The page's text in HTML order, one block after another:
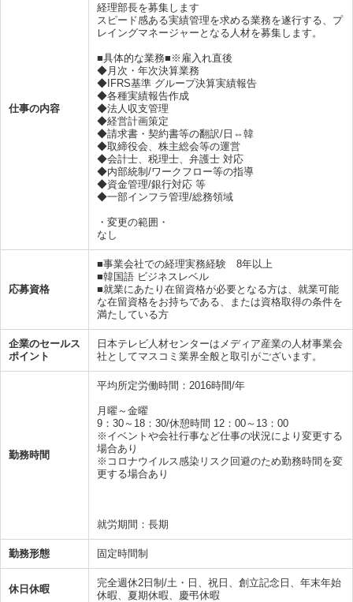
仕事の内容
経理部長を募集します
スピード感ある実績管理を求める業務を遂行する、プ
レイングマネージャーとなる人材を募集します。
■具体的な業務■※雇入れ直後
◆月次・年次決算業務
◆IFRS基準 グループ決算実績報告
◆各種実績報告作成
◆法人収支管理
◆経営計画策定
◆請求書・契約書等の翻訳/日⇔韓
◆取締役会、株主総会等の運営
◆会計士、税理士、弁護士 対応
◆内部統制/ワークフロー等の指導
◆資金管理/銀行対応 等
◆一部インフラ管理/総務領域
・変更の範囲・
なし
応募資格
■事業会社での経理実務経験 8年以上
■韓国語 ビジネスレベル
■就業にあたり在留資格が必要となる方は、就業可能
な在留資格をお持ちである、または資格取得の条件を
満たしている方
企業のセールス
ポイント
日本テレビ人材センターはメディア産業の人材事業会
社としてマスコミ業界全般と取引がございます。
勤務時間
平均所定労働時間：2016時間/年
月曜～金曜
9：30～18：30/休憩時間 12：00～13：00
※イベントや会社行事など仕事の状況により変更する
場合あり
※コロナウイルス感染リスク回避のため勤務時間を変
更する場合あり
就労期間：長期
勤務形態 固定時間制
休日休暇
完全週休2日制/土・日、祝日、創立記念日、年末年始
休暇、夏期休暇、慶弔休暇